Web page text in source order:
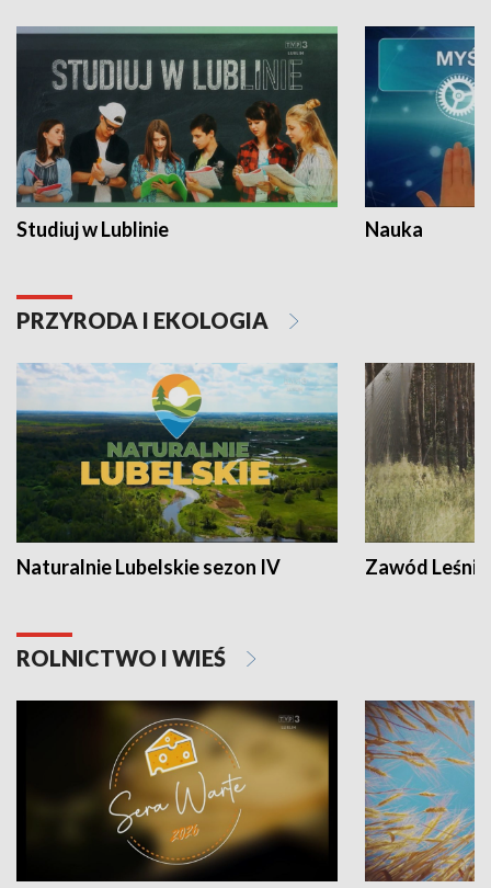
Studiuj w Lublinie Nauka
PRZYRODA I EKOLOGIA
Naturalnie Lubelskie sezon IV Zawód Leśnik
ROLNICTWO I WIEŚ